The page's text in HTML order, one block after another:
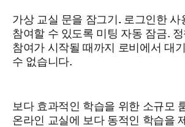
가상 교실 문을 잠그기. 로그인한 사
참여할 수 있도록 미팅 자동 잠금.
참여가 시작될 때까지 로비에서 대
수 없습니다.
보다 효과적인 학습을 위한 소규모
온라인 교실에 보다 동적인 학습을